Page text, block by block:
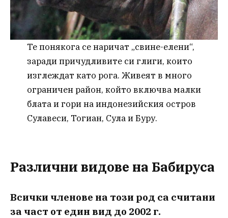
Те понякога се наричат ​​„свине-елени“,
заради причудливите си глиги, които
изглеждат като рога. Живеят в много
ограничен район, който включва малки
блата и гори на индонезийския остров
Сулавеси, Тогиан, Сула и Буру.
Различни видове на Бабируса
Всички членове на този род са считани
за част от един вид до 2002 г.